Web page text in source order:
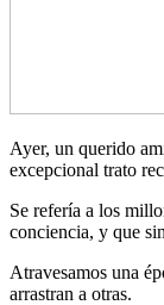
Ayer, un querido
excepcional trato
Se refería a los
conciencia, y que
Atravesamos una
arrastran a otras.